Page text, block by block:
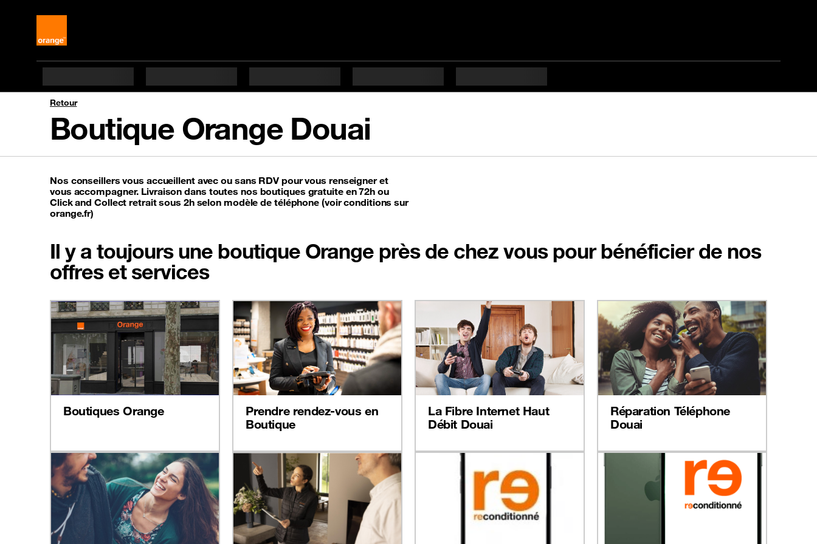
Retour
Boutique Orange Douai
Nos conseillers vous accueillent avec ou sans RDV pour vous renseigner et
vous accompagner. Livraison dans toutes nos boutiques gratuite en 72h ou
Click and Collect retrait sous 2h selon modèle de téléphone (voir conditions sur
orange.fr)
Il y a toujours une boutique Orange près de chez vous pour bénéficier de nos
offres et services
Boutiques Orange
Prendre rendez-vous en
Boutique
La Fibre Internet Haut
Débit Douai
Réparation Téléphone
Douai